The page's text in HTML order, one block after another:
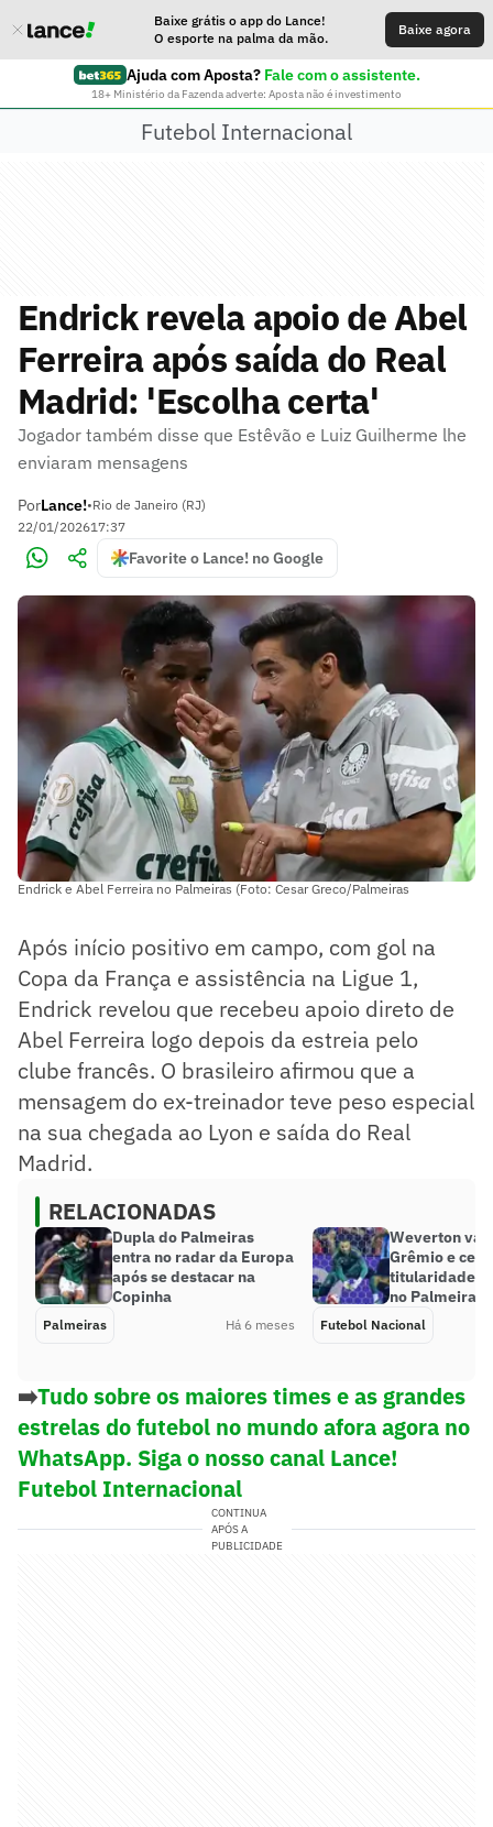
Baixe grátis o app do Lance!
O esporte na palma da mão.
Baixe agora
Ajuda com Aposta? Fale com o assistente.
18+ Ministério da Fazenda adverte: Aposta não é investimento
Futebol Internacional
Endrick revela apoio de Abel
Ferreira após saída do Real
Madrid: 'Escolha certa'
Jogador também disse que Estêvão e Luiz Guilherme lhe
enviaram mensagens
PorLance!•Rio de Janeiro (RJ)
22/01/202617:37
Favorite o Lance! no Google
Endrick e Abel Ferreira no Palmeiras (Foto: Cesar Greco/Palmeiras
Após início positivo em campo, com gol na
Copa da França e assistência na Ligue 1,
Endrick revelou que recebeu apoio direto de
Abel Ferreira logo depois da estreia pelo
clube francês. O brasileiro afirmou que a
mensagem do ex-treinador teve peso especial
na sua chegada ao Lyon e saída do Real
Madrid.
RELACIONADAS
Dupla do Palmeiras
entra no radar da Europa
após se destacar na
Copinha
Palmeiras Há 6 meses
Weverton
Grêmio e
titularidade
no Palmeiras
Futebol Nacional
➡️Tudo sobre os maiores times e as grandes
estrelas do futebol no mundo afora agora no
WhatsApp. Siga o nosso canal Lance!
Futebol Internacional
CONTINUA
APÓS A
PUBLICIDADE